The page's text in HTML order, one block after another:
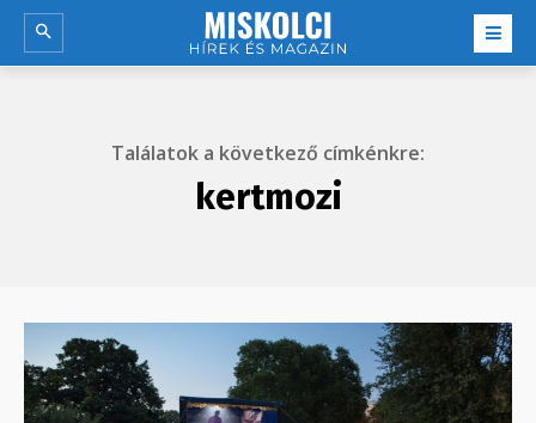
Találatok a következő címkénkre:
kertmozi